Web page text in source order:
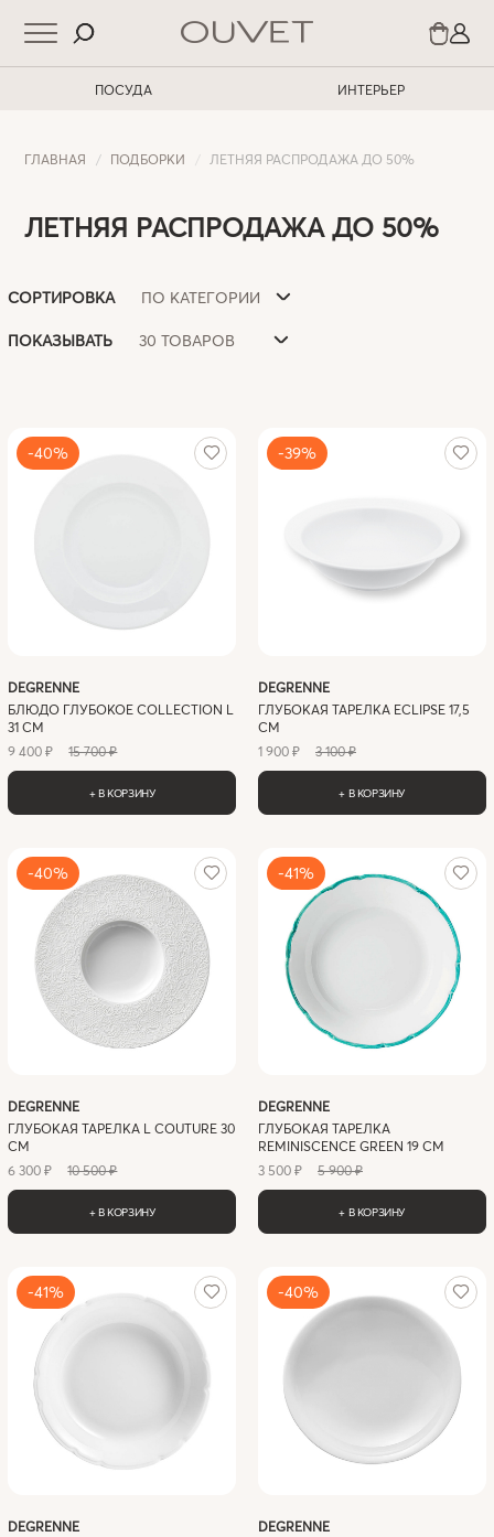
ПОСУДА ИНТЕРЬЕР
ГЛАВНАЯ ПОДБОРКИ ЛЕТНЯЯ РАСПРОДАЖА ДО 50%
ЛЕТНЯЯ РАСПРОДАЖА ДО 50%
СОРТИРОВКА ПО КАТЕГОРИИ
ПОКАЗЫВАТЬ 30 ТОВАРОВ
-40%
DEGRENNE
БЛЮДО ГЛУБОКОЕ COLLECTION L
31 СМ
9 400 ₽
15 700 ₽
+ В КОРЗИНУ
-39%
DEGRENNE
ГЛУБОКАЯ ТАРЕЛКА ECLIPSE 17,5
СМ
1 900 ₽
3 100 ₽
+ В КОРЗИНУ
-40%
DEGRENNE
ГЛУБОКАЯ ТАРЕЛКА L COUTURE 30
СМ
6 300 ₽
10 500 ₽
+ В КОРЗИНУ
-41%
DEGRENNE
ГЛУБОКАЯ ТАРЕЛКА
REMINISCENCE GREEN 19 СМ
3 500 ₽
5 900 ₽
+ В КОРЗИНУ
-41%
DEGRENNE
-40%
DEGRENNE